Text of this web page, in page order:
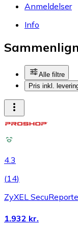
Anmeldelser
Info
Alle filtre
Pris inkl.
4.3
(14)
ZyXEL
1.932 kr.